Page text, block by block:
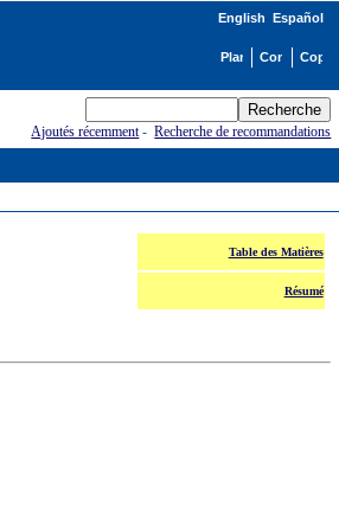
English Español
Ajoutés récemment-Recherche de recommandations
Table des Matières
Résumé